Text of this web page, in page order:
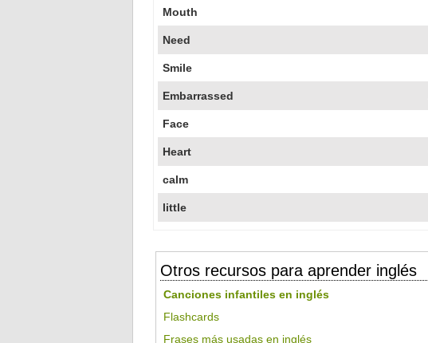
Mouth
Need
Smile
Embarrassed
Face
Heart
calm
little
Otros recursos para aprender inglés
Canciones infantiles en inglés
Flashcards
Frases más usadas en inglés